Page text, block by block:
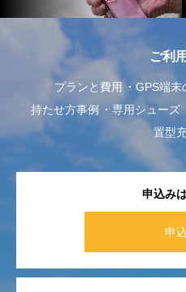
ご利
プランと費用 GPS端末
持たせ方事例
専用シューズ
置型
申込み
申